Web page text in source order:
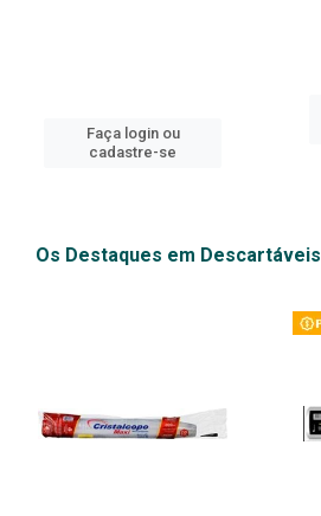
Faça login ou
cadastre-se
Os Destaques em Descartáveis